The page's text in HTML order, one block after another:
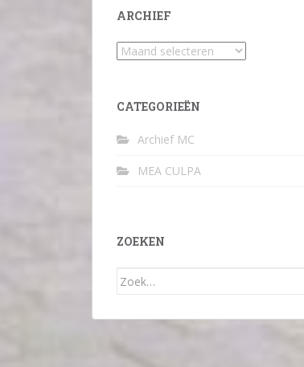
ARCHIEF
Archief
CATEGORIEËN
Archief MC
MEA CULPA
ZOEKEN
Zoek